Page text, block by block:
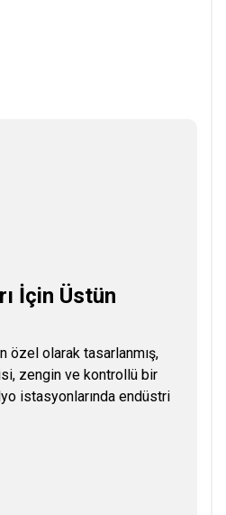
İçin Üstün
özel olarak tasarlanmış,
zengin ve kontrollü bir
istasyonlarında endüstri